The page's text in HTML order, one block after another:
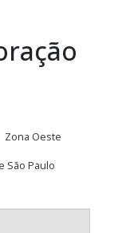
Zona Oeste
São Paulo